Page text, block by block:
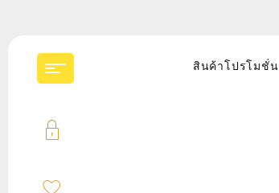
สินค้าโปรโมชั่น